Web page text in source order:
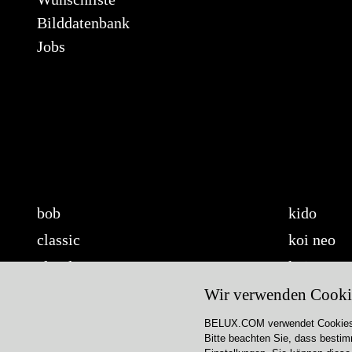
Bilddatenbank
Jobs
bob
classic
cloud
kido
koi neo
koi-q
koi-s
lifto
Wir verwenden
BELUX.COM verwendet
Bitte beachten Sie, dass